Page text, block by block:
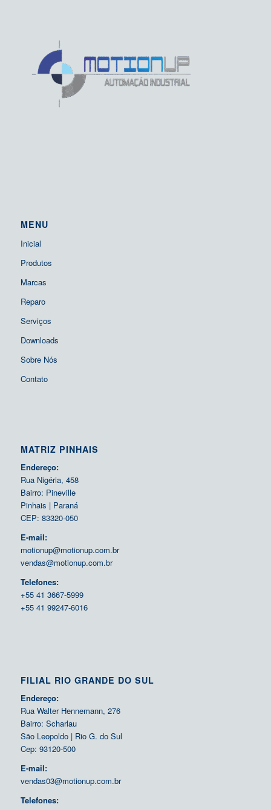
MENU
Inicial
Produtos
Marcas
Reparo
Serviços
Downloads
Sobre Nós
Contato
MATRIZ PINHAIS
Endereço:
Rua Nigéria, 458
Bairro: Pineville
Pinhais | Paraná
CEP: 83320-050
E-mail:
motionup@motionup.com.br
vendas@motionup.com.br
Telefones:
+55 41 3667-5999
+55 41 99247-6016
FILIAL RIO GRANDE DO SUL
Endereço:
Rua Walter Hennemann, 276
Bairro: Scharlau
São Leopoldo | Rio G. do Sul
Cep: 93120-500
E-mail:
vendas03@motionup.com.br
Telefones: